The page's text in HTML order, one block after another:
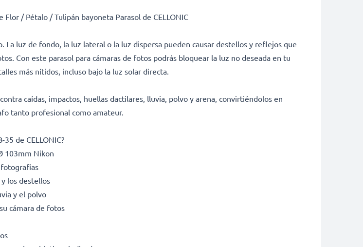
/ Pétalo / Tulipán bayoneta Parasol de CELLONIC
luz de fondo, la luz lateral o la luz dispersa pueden causar destellos y reflejos que
Con este parasol para cámaras de fotos podrás bloquear la luz no deseada en tu
más nítidos, incluso bajo la luz solar directa.
caídas, impactos, huellas dactilares, lluvia, polvo y arena, convirtiéndolos en
tanto profesional como amateur.
de CELLONIC?
103mm Nikon
los destellos
y el polvo
cámara de fotos